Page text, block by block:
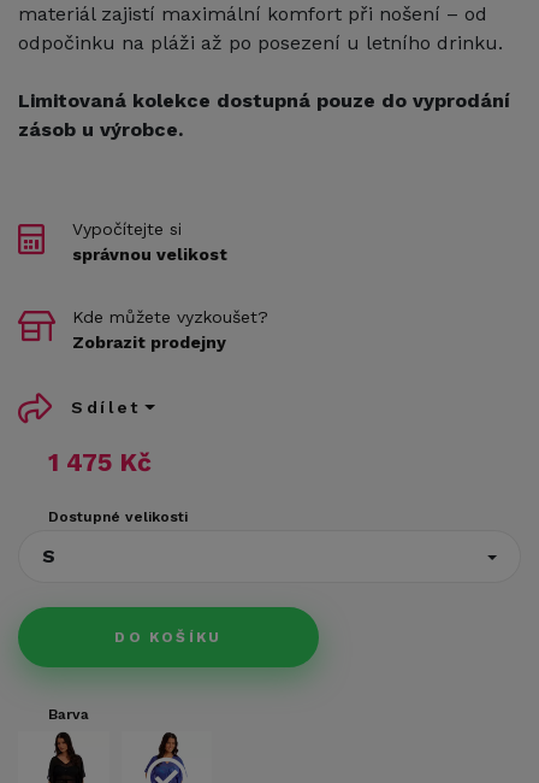
materiál zajistí maximální komfort při nošení – od
odpočinku na pláži až po posezení u letního drinku.
Limitovaná kolekce dostupná pouze do vyprodání
zásob u výrobce.
1 475 Kč
Dostupné velikosti
S
DO KOŠÍKU
Vypočítejte si
správnou velikost
Kde můžete vyzkoušet?
Zobrazit prodejny
Sdílet
Barva